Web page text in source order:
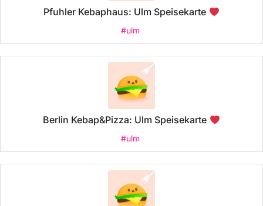
Pfuhler Kebaphaus: Ulm Speisekarte
#ulm
Berlin Kebap&Pizza: Ulm Speisekarte
#ulm